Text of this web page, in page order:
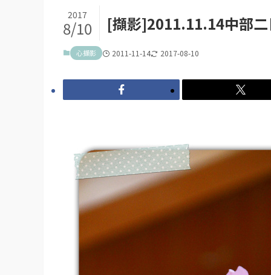
[擷影]2011.11.14中部
2017
8/10
心擷影 2011-11-14 2017-08-10